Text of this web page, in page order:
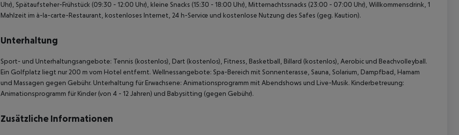
Uhr), Spätaufsteher-Frühstück (09:30 - 12:00 Uhr), kleine Snacks (15:30 - 18:00 Uhr), Mitternachtssnacks (23:00 - 07:00 Uhr), Willkommensdrink, 1
Mahlzeit im à-la-carte-Restaurant, kostenloses Internet, 24 h-Service und kostenlose Nutzung des Safes (geg. Kaution).
Unterhaltung
Sport- und Unterhaltungsangebote: Tennis (kostenlos), Dart (kostenlos), Fitness, Basketball, Billard (kostenlos), Aerobic und Beachvolleyball.
Ein Golfplatz liegt nur 200 m vom Hotel entfernt. Wellnessangebote: Spa-Bereich mit Sonnenterasse, Sauna, Solarium, Dampfbad, Hamam
und Massagen gegen Gebühr. Unterhaltung für Erwachsene: Animationsprogramm mit Abendshows und Live-Musik. Kinderbetreuung:
Animationsprogramm für Kinder (von 4 - 12 Jahren) und Babysitting (gegen Gebühr).
Zusätzliche Informationen